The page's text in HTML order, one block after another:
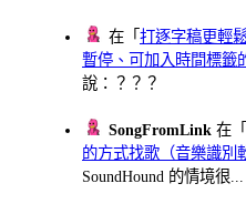
在「打逐字稿更輕
暫停、可加入時間標籤
說：？？？
SongFromLink 在「
的方式找歌（音樂識別
SoundHound 的情境很...